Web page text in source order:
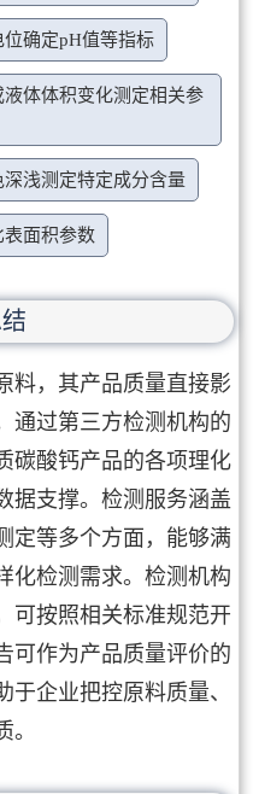
确定pH值等指标
体体积变化测定相关参
浅测定特定成分含量
表面积参数
料，其产品质量直接影
通过第三方检测机构的
碳酸钙产品的各项理化
据支撑。检测服务涵盖
定等多个方面，能够满
化检测需求。检测机构
可按照相关标准规范开
可作为产品质量评价的
企业把控原料质量、